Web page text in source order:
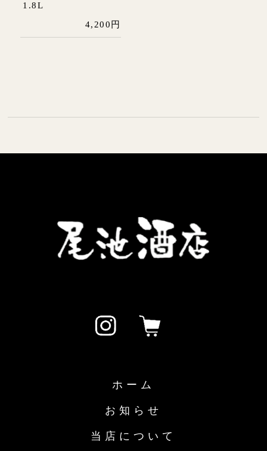
1.8L
4,200円
ホーム
お知らせ
当店について